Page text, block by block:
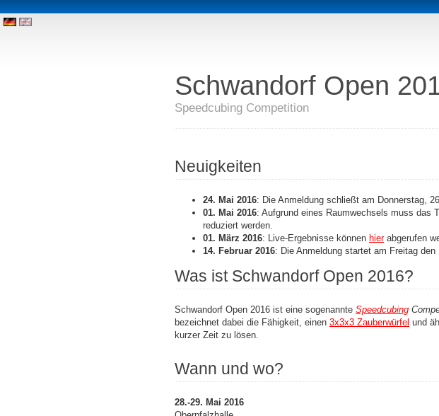
Schwandorf Open
Speedcubing Competition
Neuigkeiten
24. Mai 2016: Die Anmeldung schließt am Donnerstag,
01. Mai 2016: Aufgrund eines Raumwechsels muss das
reduziert werden.
01. März 2016: Live-Ergebnisse können hierabgerufen
14. Februar 2016: Die Anmeldung startet am Freitag den
Was ist Schwandorf Open 2016?
Schwandorf Open 2016 ist eine sogenannte Speedcubing
bezeichnet dabei die Fähigkeit, einen 3x3x3 Zauberwürfel und
kurzer Zeit zu lösen.
Wann und wo?
28.-29. Mai 2016